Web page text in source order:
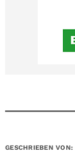
GESCHRIEBEN VON: